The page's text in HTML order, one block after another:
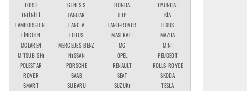
FORD
GENESIS HONDA
HYUNDAI
INFINITI
JAGUAR JEEP
KIA
LAMBORGHINI
LANCIA LAND-ROVER
LEXUS
LINCOLN
LOTUS MASERATI
MAZDA
MCLAREN
MERCEDES-BENZ MG
MINI
MITSUBISHI
NISSAN OPEL
PEUGEOT
POLESTAR
PORSCHE RENAULT
ROLLS-ROYCE
ROVER
SAAB SEAT
SKODA
SMART
SUBARU SUZUKI
TESLA